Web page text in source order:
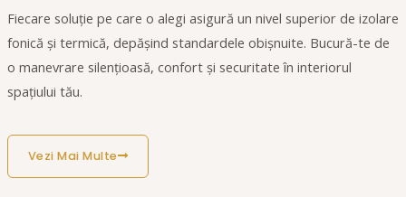
Fiecare soluție pe care o alegi asigură un nivel superior de izolare
fonică și termică, depășind standardele obișnuite. Bucură-te de
o manevrare silențioasă, confort și securitate în interiorul
spațiului tău.
Vezi Mai Multe